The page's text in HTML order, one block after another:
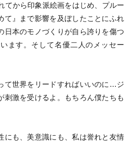
てから印象派絵画をはじめ、プルー
て』まで影響を及ぼしたことにふれ
日本のモノづくりが自ら誇りを傷つ
ます。そして名優二人のメッセー
て世界をリードすればいいのに…ジ
刺激を受けるよ。もちろん僕たちも
にも、美意識にも、私は誉れと友情